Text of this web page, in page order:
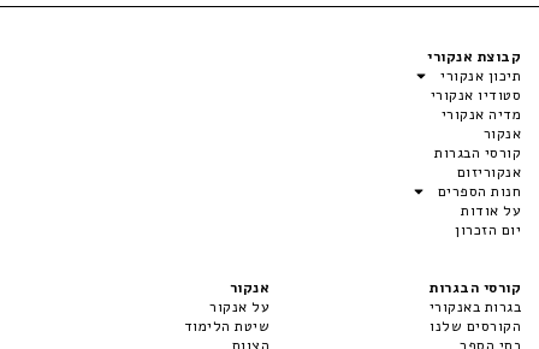
קבוצת אנקורי
תיכון אנקורי
סטודיו אנקורי
מדיה אנקורי
אנקור
קורסי הבגרות
אנקוריזום
חנות הספרים
על אודות
יום הזכרון
קורסי הבגרות
בגרות באנקורי
הקורסים שלנו
אנקור
על אנקור
שיטת הלימוד